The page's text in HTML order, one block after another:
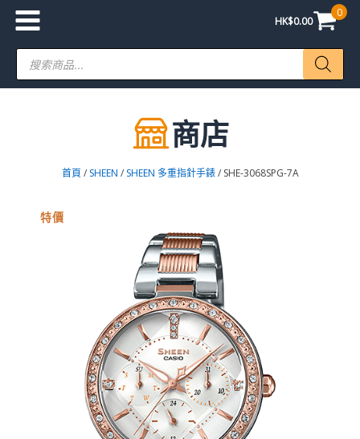
HK$0.00
0
Products
search
商店
首頁 / SHEEN / SHEEN 多重指針手錶/ SHE-3068SPG-7A
特價